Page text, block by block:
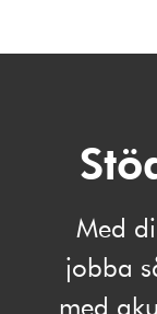
Med
jobba
med